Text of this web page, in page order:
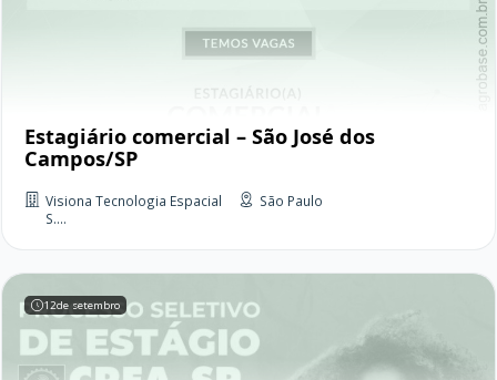
Estagiário comercial – São José dos
Campos/SP
Visiona Tecnologia Espacial
S....
São Paulo
12de setembro